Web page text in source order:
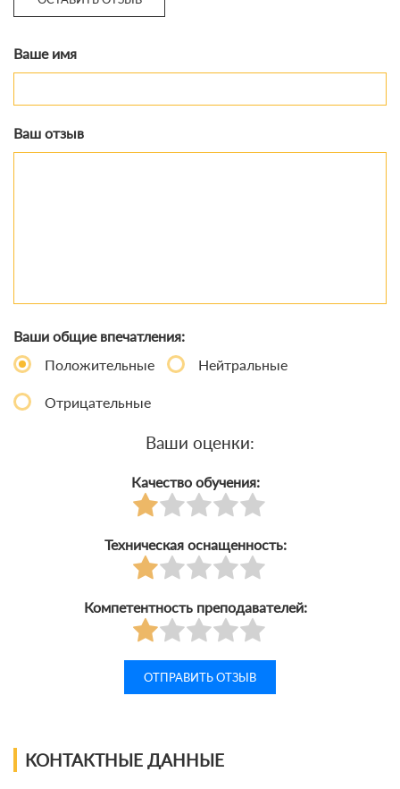
Ваше имя
Ваш отзыв
Ваши общие впечатления:
Положительные
Нейтральные
Отрицательные
Ваши оценки:
Качество обучения:
Техническая оснащенность:
Компетентность преподавателей:
КОНТАКТНЫЕ ДАННЫЕ